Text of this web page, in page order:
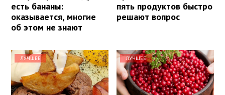
есть бананы:
оказывается, многие
об этом не знают
пять продуктов быстро
решают вопрос
ЛУЧШЕЕ ЛУЧШЕЕ